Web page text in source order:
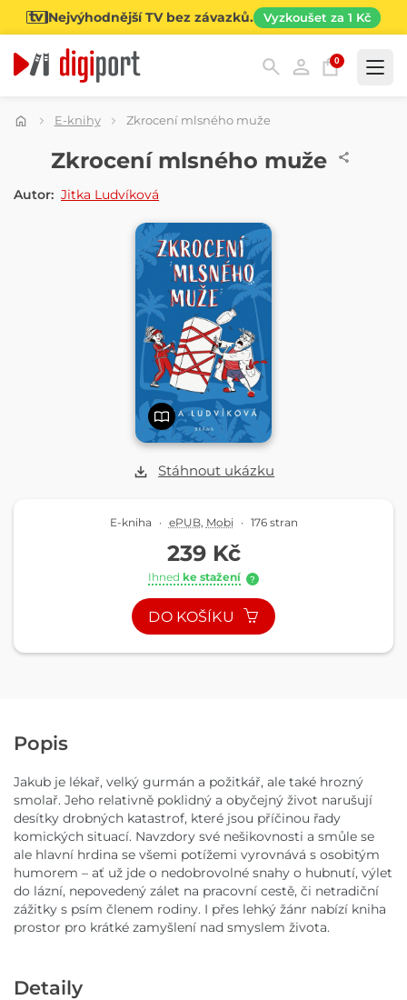
Nejvýhodnější TV bez závazků. Vyzkoušet za 1 Kč
0
Kategorie
E-knihy Zkrocení mlsného muže
Stáhnout ukázku
E-KNIHAZkrocení mlsného muže
Autor: Jitka Ludvíková
E-kniha · ePUB, Mobi · 176 stran
239 Kč
Ihned ke stažení ?
DO KOŠÍKU
Popis
Jakub je lékař, velký gurmán a požitkář, ale také hrozný
smolař. Jeho relativně poklidný a obyčejný život narušují
desítky drobných katastrof, které jsou příčinou řady
komických situací. Navzdory své nešikovnosti a smůle se
ale hlavní hrdina se všemi potížemi vyrovnává s osobitým
humorem – ať už jde o nedobrovolné snahy o hubnutí, výlet
do lázní, nepovedený zálet na pracovní cestě, či netradiční
zážitky s psím členem rodiny. I přes lehký žánr nabízí kniha
prostor pro krátké zamyšlení nad smyslem života.
Detaily